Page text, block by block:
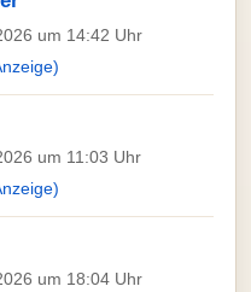
um 14:42 Uhr
um 11:03 Uhr
um 18:04 Uhr